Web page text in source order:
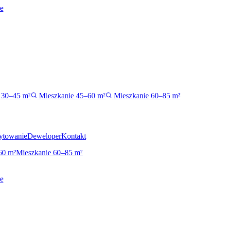
m² Mieszkanie 45–60 m²
Mieszkanie 60–85 m²
DeweloperKontakt
m²Mieszkanie 60–85 m²